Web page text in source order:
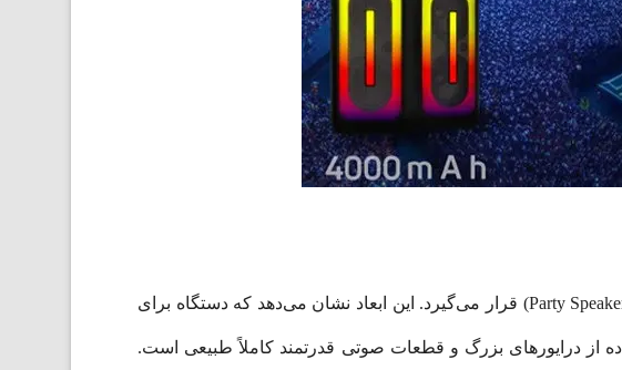
تسکو TS 1903 با ابعاد ۵۸.۳ × ۲۷ × ۲۶.۲ سانتی‌متر و وزن ۵.۶ کیلوگرم در دسته اسپیکرهای مهمانی (Party Speaker) قرار می‌گیرد. این ابعاد نشان می‌دهد که دستگاه برای
از درایورهای بزرگ و قطعات صوتی قدرتمند کاملاً طبیعی است.